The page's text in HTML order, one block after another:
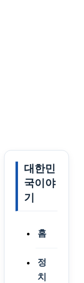
대한민
국이야
기
홈
정
치